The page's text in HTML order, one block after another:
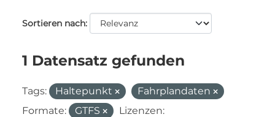
Sortieren nach
1 Datensatz gefunden
Tags: Haltepunkt
Fahrplandaten
Formate:
GTFS
Lizenzen: